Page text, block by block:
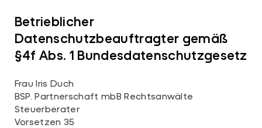
Betrieblicher
Datenschutzbeauftragter gemäß
§4f Abs. 1 Bundesdatenschutzgesetz
Frau Iris Duch
BSP. Partnerschaft mbB Rechtsanwälte
Steuerberater
Vorsetzen 35